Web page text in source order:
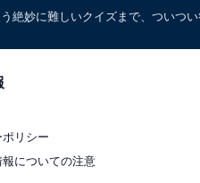
絶妙に難しいクイズまで、ついつ
リシー
についての注意